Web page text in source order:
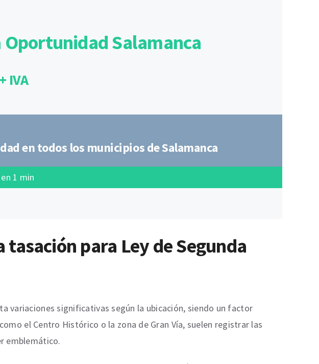
Oportunidad Salamanca
IVA
en todos los municipios de Salamanca
1 min
para Ley de Segunda
variaciones significativas según la ubicación, siendo un factor
el Centro Histórico o la zona de Gran Vía, suelen registrar las
emblemático.